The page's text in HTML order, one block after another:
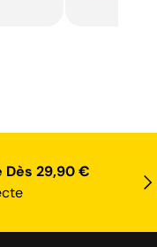
Dès 29,90 €